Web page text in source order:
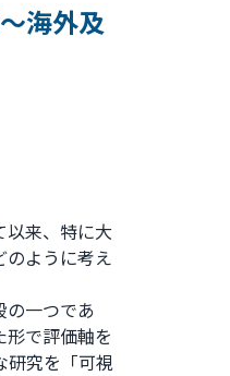
海外及
以来、特に大
のように考え
の一つであ
で評価軸を
研究を「可視